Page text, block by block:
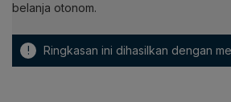
belanja otonom.
! Ringkasan ini dihasilkan dengan